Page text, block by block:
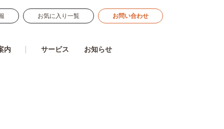
お気に入り一覧 お問い合わせ
内 サービス お知らせ